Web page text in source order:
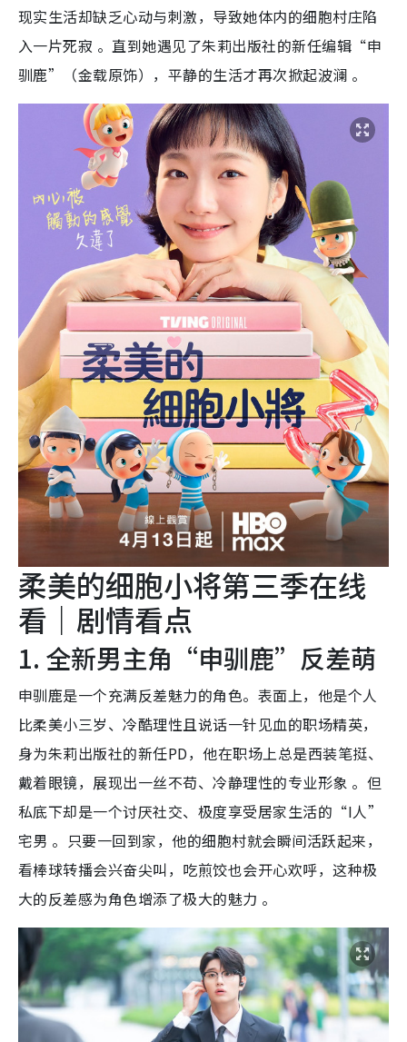
现实生活却缺乏心动与刺激，导致她体内的细胞村庄陷
入一片死寂 。直到她遇见了朱莉出版社的新任编辑“申
驯鹿”（金载原饰），平静的生活才再次掀起波澜 。
柔美的细胞小将第三季在线
看｜剧情看点
1. 全新男主角“申驯鹿”反差萌
申驯鹿是一个充满反差魅力的角色。表面上，他是个人
比柔美小三岁、冷酷理性且说话一针见血的职场精英，
身为朱莉出版社的新任PD，他在职场上总是西装笔挺、
戴着眼镜，展现出一丝不苟、冷静理性的专业形象 。但
私底下却是一个讨厌社交、极度享受居家生活的“I人”
宅男 。只要一回到家，他的细胞村就会瞬间活跃起来，
看棒球转播会兴奋尖叫，吃煎饺也会开心欢呼，这种极
大的反差感为角色增添了极大的魅力 。